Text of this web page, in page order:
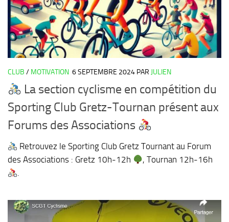
CLUB / MOTIVATION 6 SEPTEMBRE 2024 PAR JULIEN
La section cyclisme en compétition du
Sporting Club Gretz-Tournan présent aux
Forums des Associations
Retrouvez le Sporting Club Gretz Tournant au Forum
des Associations : Gretz 10h-12h
, Tournan 12h-16h